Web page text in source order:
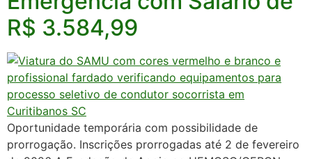
R$ 3.584,99
Oportunidade temporária com possibilidade de
prorrogação. Inscrições prorrogadas até 2 de fevereiro